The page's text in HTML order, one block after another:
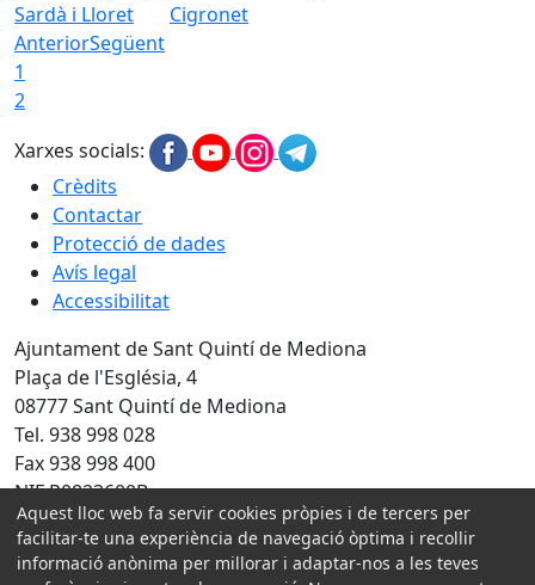
Sardà i Lloret
Cigronet
AnteriorSegüent
1
2
Xarxes socials:
Crèdits
Contactar
Protecció de dades
Avís legal
Accessibilitat
Ajuntament de Sant Quintí de Mediona
Plaça de l'Església, 4
08777 Sant Quintí de Mediona
Tel. 938 998 028
Fax 938 998 400
NIF P0823600B
Amb la col·laboració de:
Aquest lloc web fa servir cookies pròpies i de tercers per
facilitar-te una experiència de navegació òptima i recollir
informació anònima per millorar i adaptar-nos a les teves